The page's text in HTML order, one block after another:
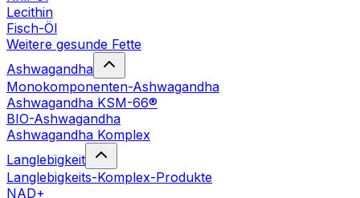
Lecithin
Fisch-Öl
Weitere gesunde Fette
Ashwagandha
Monokomponenten-Ashwagandha
Ashwagandha KSM-66®
BIO-Ashwagandha
Ashwagandha Komplex
Langlebigkeit
Langlebigkeits-Komplex-Produkte
NAD+